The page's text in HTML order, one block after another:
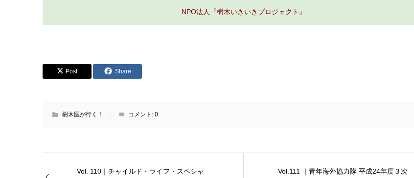
NPO法人『樹木いきいきプロジェクト』
Post Share
樹木医が行く！ コメント: 0
Vol. 110｜チャイルド・ライフ・スペシャ
Vol.111 ｜青年海外協力隊 平成24年度３次